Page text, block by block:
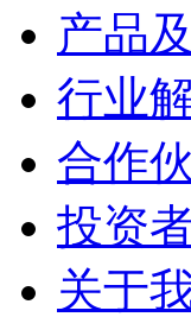
产品
行业
合作
投资
关于